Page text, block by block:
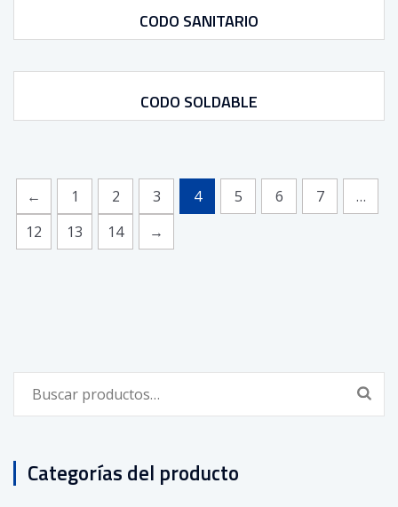
CODO SANITARIO
CODO SOLDABLE
← 1 2 3 4 5 6 7
…
12
13 14 →
Categorías del producto